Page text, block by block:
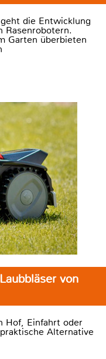
die Entwicklung
Rasenrobotern.
Garten überbieten
von
Hof, Einfahrt oder
Alternative